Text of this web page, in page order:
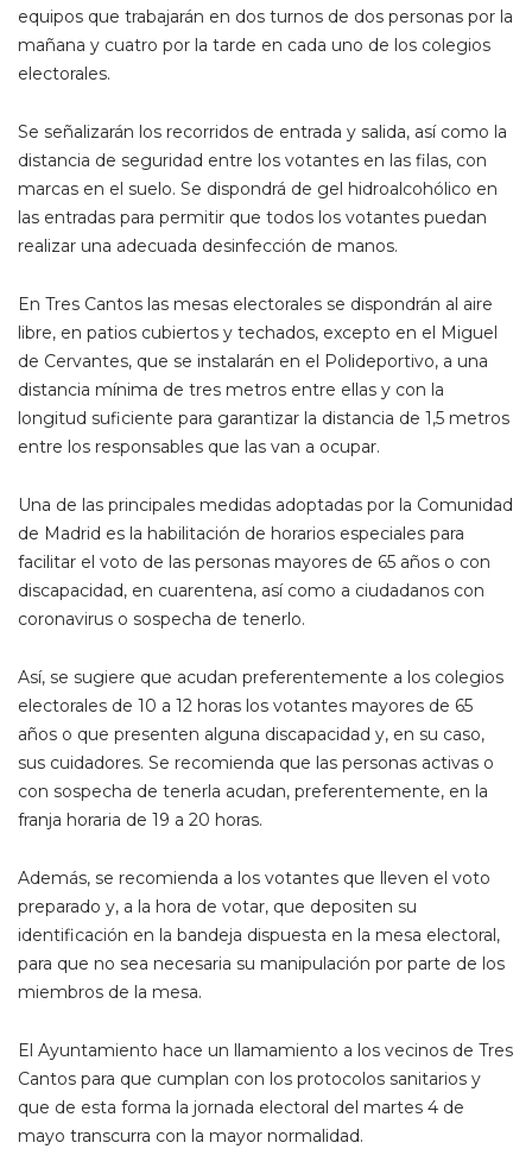
equipos que trabajarán en dos turnos de dos personas por la
mañana y cuatro por la tarde en cada uno de los colegios
electorales.
Se señalizarán los recorridos de entrada y salida, así como la
distancia de seguridad entre los votantes en las filas, con
marcas en el suelo. Se dispondrá de gel hidroalcohólico en
las entradas para permitir que todos los votantes puedan
realizar una adecuada desinfección de manos.
En Tres Cantos las mesas electorales se dispondrán al aire
libre, en patios cubiertos y techados, excepto en el Miguel
de Cervantes, que se instalarán en el Polideportivo, a una
distancia mínima de tres metros entre ellas y con la
longitud suficiente para garantizar la distancia de 1,5 metros
entre los responsables que las van a ocupar.
Una de las principales medidas adoptadas por la Comunidad
de Madrid es la habilitación de horarios especiales para
facilitar el voto de las personas mayores de 65 años o con
discapacidad, en cuarentena, así como a ciudadanos con
coronavirus o sospecha de tenerlo.
Así, se sugiere que acudan preferentemente a los colegios
electorales de 10 a 12 horas los votantes mayores de 65
años o que presenten alguna discapacidad y, en su caso,
sus cuidadores. Se recomienda que las personas activas o
con sospecha de tenerla acudan, preferentemente, en la
franja horaria de 19 a 20 horas.
Además, se recomienda a los votantes que lleven el voto
preparado y, a la hora de votar, que depositen su
identificación en la bandeja dispuesta en la mesa electoral,
para que no sea necesaria su manipulación por parte de los
miembros de la mesa.
El Ayuntamiento hace un llamamiento a los vecinos de Tres
Cantos para que cumplan con los protocolos sanitarios y
que de esta forma la jornada electoral del martes 4 de
mayo transcurra con la mayor normalidad.